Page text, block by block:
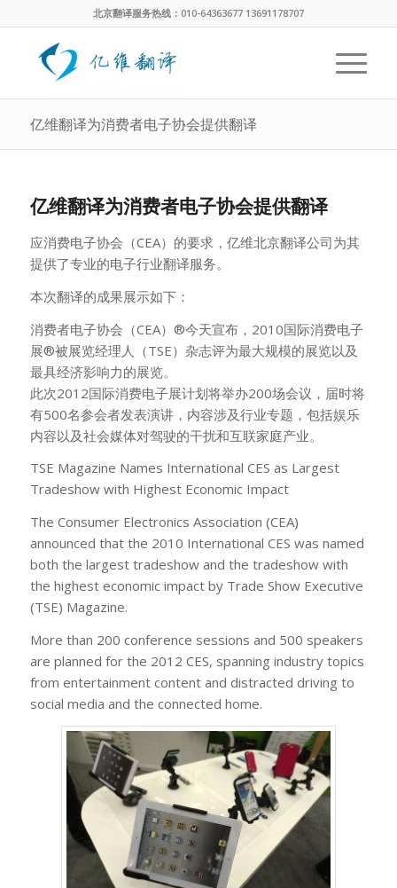
北京翻译服务热线：010-64363677 13691178707
亿维翻译为消费者电子协会提供翻译
亿维翻译为消费者电子协会提供翻译
应消费电子协会（CEA）的要求，亿维北京翻译公司为其
提供了专业的电子行业翻译服务。
本次翻译的成果展示如下：
消费者电子协会（CEA）®今天宣布，2010国际消费电子
展®被展览经理人（TSE）杂志评为最大规模的展览以及
最具经济影响力的展览。
此次2012国际消费电子展计划将举办200场会议，届时将
有500名参会者发表演讲，内容涉及行业专题，包括娱乐
内容以及社会媒体对驾驶的干扰和互联家庭产业。
TSE Magazine Names International CES as Largest
Tradeshow with Highest Economic Impact
The Consumer Electronics Association (CEA)
announced that the 2010 International CES was named
both the largest tradeshow and the tradeshow with
the highest economic impact by Trade Show Executive
(TSE) Magazine.
More than 200 conference sessions and 500 speakers
are planned for the 2012 CES, spanning industry topics
from entertainment content and distracted driving to
social media and the connected home.